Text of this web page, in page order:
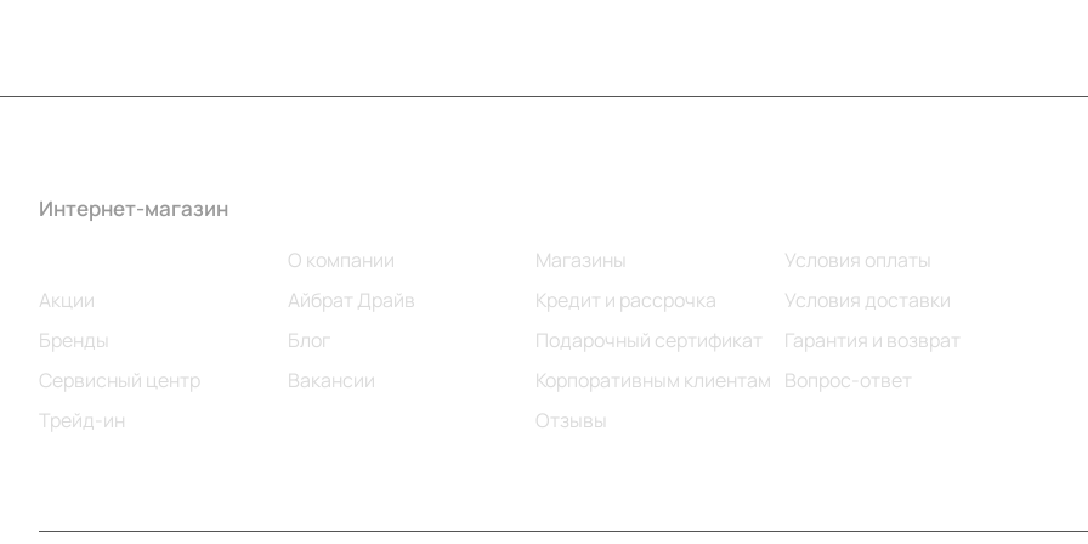
Интернет-магазин
Акции
Бренды
Сервисный центр
Трейд-ин
О компании
Айбрат Драйв
Блог
Вакансии
Магазины
Кредит и рассрочка
Подарочный сертификат
Корпоративным клиентам
Отзывы
Условия оплаты
Условия доставки
Гарантия и возврат
Вопрос-ответ